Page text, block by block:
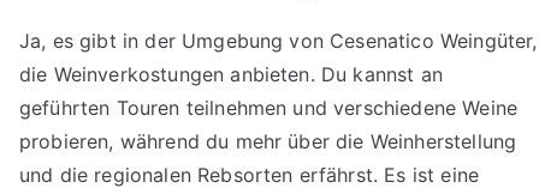
Ja, es gibt in der Umgebung von Cesenatico Weingüter,
die Weinverkostungen anbieten. Du kannst an
geführten Touren teilnehmen und verschiedene Weine
probieren, während du mehr über die Weinherstellung
und die regionalen Rebsorten erfährst. Es ist eine